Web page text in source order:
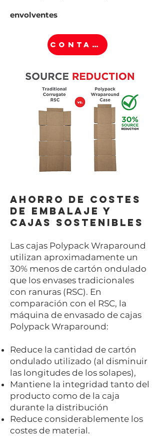
envolventes
CONTACTO
Ahorro de costes
de embalaje y
cajas sostenibles
Las cajas Polypack Wraparound
utilizan aproximadamente un
30% menos de cartón ondulado
que los envases tradicionales
con ranuras (RSC). En
comparación con el RSC, la
máquina de envasado de cajas
Polypack Wraparound:
Reduce la cantidad de cartón
ondulado utilizado (al disminuir
las longitudes de los solapes),
Mantiene la integridad tanto del
producto como de la caja
durante la distribución
Reduce considerablemente los
costes de material.